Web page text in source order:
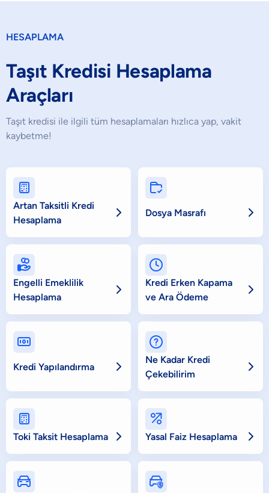
HESAPLAMA
Taşıt Kredisi Hesaplama
Araçları
Taşıt kredisi ile ilgili tüm hesaplamaları hızlıca yap, vakit
kaybetme!

Artan Taksitli Kredi
Hesaplama


Dosya Masrafı 

Engelli Emeklilik
Hesaplama


Kredi Erken Kapama
ve Ara Ödeme


Kredi Yapılandırma 

Ne Kadar Kredi
Çekebilirim


Toki Taksit Hesaplama 

Yasal Faiz Hesaplama 
 